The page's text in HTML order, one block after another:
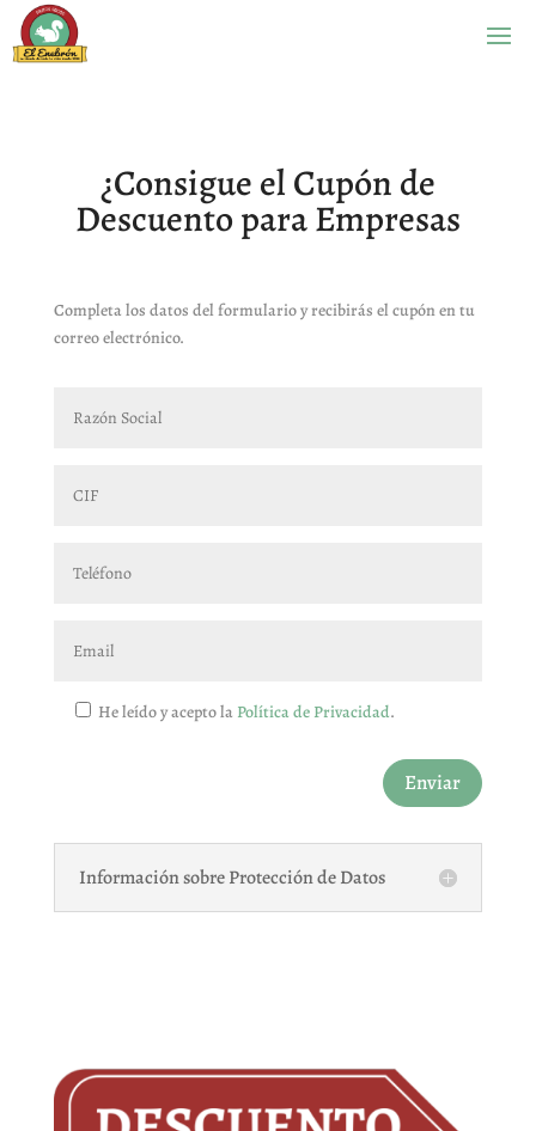
¿Consigue el Cupón de
Descuento para Empresas
Completa los datos del formulario y recibirás el cupón en tu
correo electrónico.
He leído y acepto la Política de Privacidad.
Enviar
Información sobre Protección de Datos